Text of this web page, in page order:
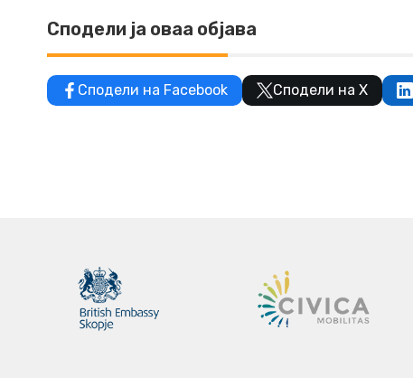
Сподели ја оваа објава
Сподели на Facebook Сподели на X